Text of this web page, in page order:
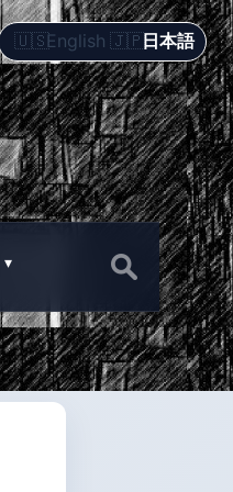
English 日本語
Search
for: